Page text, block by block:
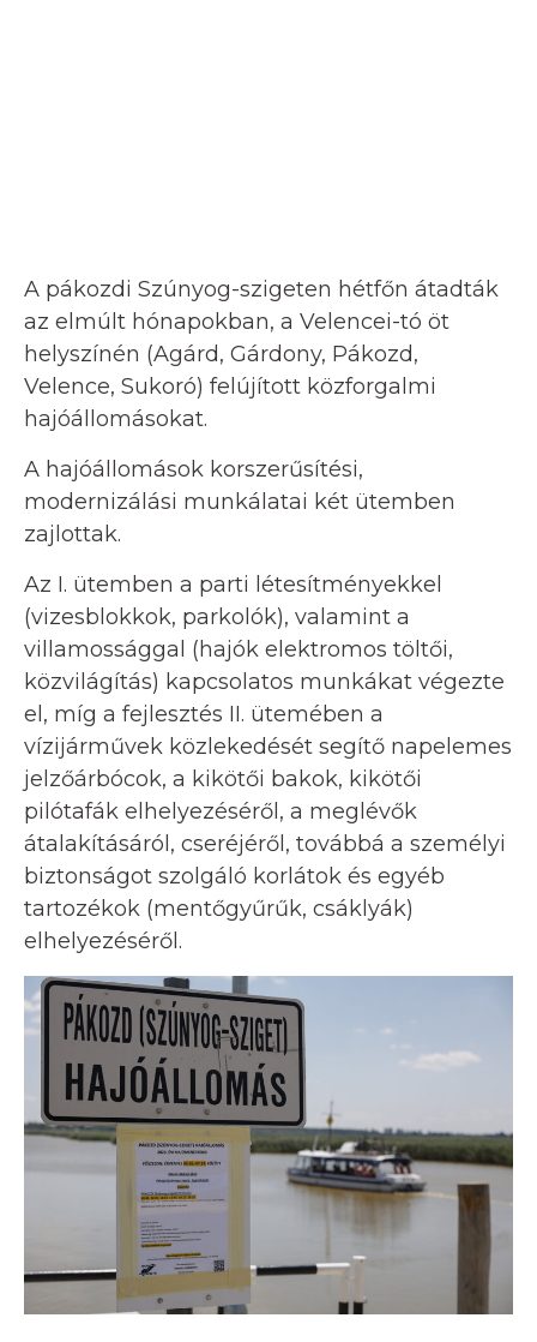
A pákozdi Szúnyog-szigeten hétfőn átadták
az elmúlt hónapokban, a Velencei-tó öt
helyszínén (Agárd, Gárdony, Pákozd,
Velence, Sukoró) felújított közforgalmi
hajóállomásokat.
A hajóállomások korszerűsítési,
modernizálási munkálatai két ütemben
zajlottak.
Az I. ütemben a parti létesítményekkel
(vizesblokkok, parkolók), valamint a
villamossággal (hajók elektromos töltői,
közvilágítás) kapcsolatos munkákat végezte
el, míg a fejlesztés II. ütemében a
vízijárművek közlekedését segítő napelemes
jelzőárbócok, a kikötői bakok, kikötői
pilótafák elhelyezéséről, a meglévők
átalakításáról, cseréjéről, továbbá a személyi
biztonságot szolgáló korlátok és egyéb
tartozékok (mentőgyűrűk, csáklyák)
elhelyezéséről.